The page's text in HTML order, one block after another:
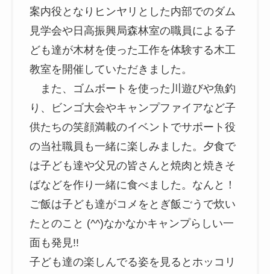
案内役となりヒンヤリとした内部でのダム
見学会や日高振興局森林室の職員による子
ども達が木材を使った工作を体験する木工
教室を開催していただきました。
また、ゴムボートを使った川遊びや魚釣
り、ビンゴ大会やキャンプファイアなど子
供たちの笑顔満載のイベントでサポート役
の当社職員も一緒に楽しみました。夕食で
は子ども達や父兄の皆さんと焼肉と焼きそ
ばなどを作り一緒に食べました。なんと！
ご飯は子ども達がコメをとぎ飯ごうで炊い
たとのこと (^^)なかなかキャンプらしい一
面も発見!!
子ども達の楽しんでる姿を見るとホッコリ